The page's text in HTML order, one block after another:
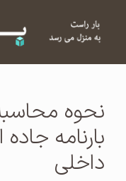
نحوه محاسبه
بارنامه جاده ای
داخلی